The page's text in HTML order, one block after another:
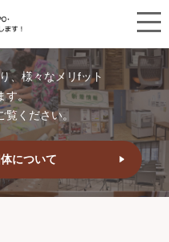
、様々なメリfット
す。
ください。
について